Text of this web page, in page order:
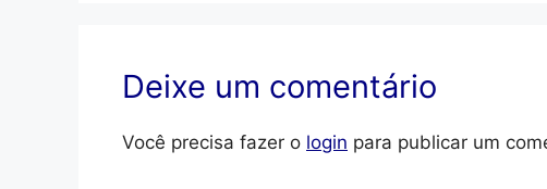
Deixe um comentário
Você precisa fazer o login para publicar um